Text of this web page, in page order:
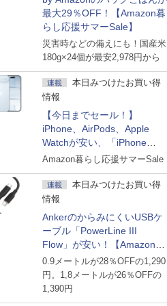
最大29％OFF！【Amazon暮
らし応援サマーSale】
災害時などの備えにも！国産米
180g×24個が最安2,978円から
連載
本日みつけたお買い得
情報
【今日までセール！】
iPhone、AirPods、Apple
Watchが安い、「iPhone
Air」256GB版が139,800円な
Amazon暮らし応援サマーSale
連載
本日みつけたお買い得
情報
AnkerのからみにくいUSBケ
ーブル「PowerLine III
Flow」が安い！【Amazon暮
らし応援サマーSale】
0.9メートルが28％OFFの1,290
円。1,8メートルが26％OFFの
1,390円